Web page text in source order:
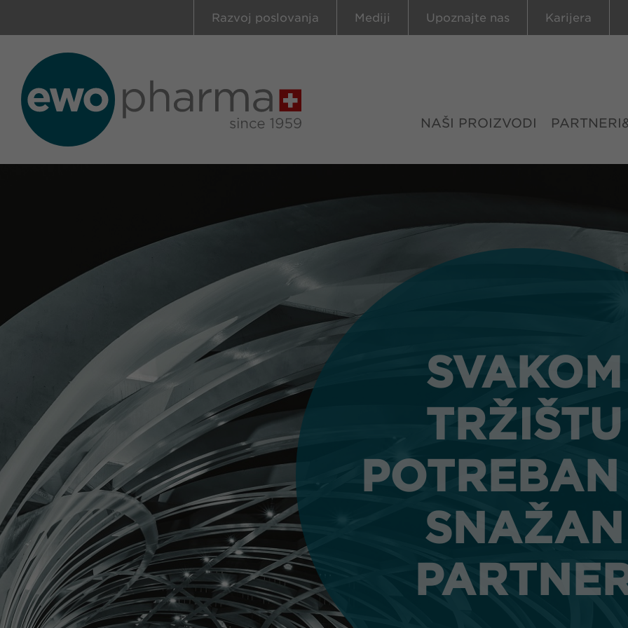
Razvoj poslovanja Mediji Upoznajte nas Karijera
NAŠI PROIZVODI
SVAKOM
TRŽIŠTU
SNAŽAN
SVAKOM
TRŽIŠTU
SNAŽAN